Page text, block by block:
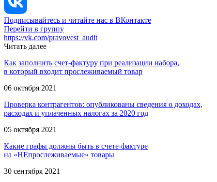
Подписывайтесь и читайте нас в ВКонтакте
Перейти в группу
https://vk.com/pravovest_audit
Читать далее
Как заполнить счет-фактуру при реализации набора,
в который входит прослеживаемый товар
06 октября 2021
Проверка контрагентов: опубликованы сведения о доходах,
расходах и уплаченных налогах за 2020 год
05 октября 2021
Какие графы должны быть в счете-фактуре
на «НЕпрослеживаемые» товары
30 сентября 2021